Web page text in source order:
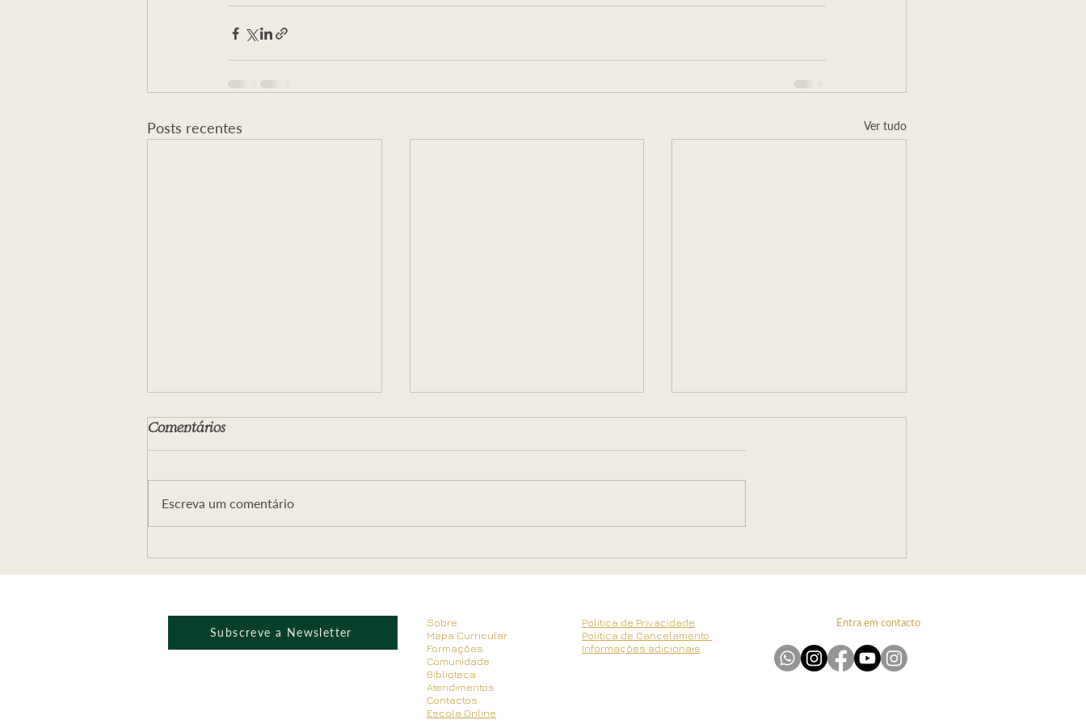
Posts recentes Ver tudo
Comentários
Escreva um comentário
Subscreve a Newsletter
Sobre
Mapa Curricular
Formações
Comunidade
Biblioteca
Atendimentos
Contactos
Escola Online
Política de Privacidade
Política de Cancelamento
Informações adicionais
Entra em contacto